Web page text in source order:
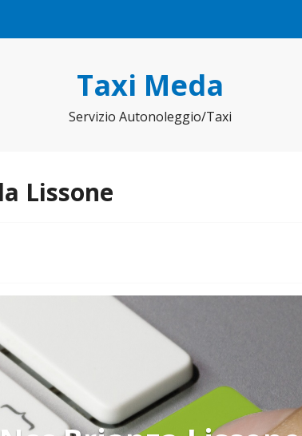
Taxi Meda
Servizio Autonoleggio/Taxi
Lissone